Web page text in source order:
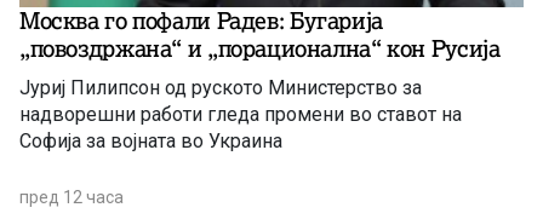
Москва го пофали Радев: Бугарија
„повоздржана“ и „порационална“ кон Русија
Јуриј Пилипсон од руското Министерство за
надворешни работи гледа промени во ставот на
Софија за војната во Украина
пред 12 часа